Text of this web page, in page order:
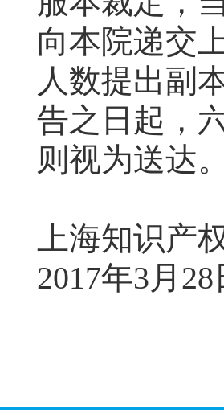
向本院递交
人数提出副
告之日起，
则视为送达。
上海知识产
2017年3月28